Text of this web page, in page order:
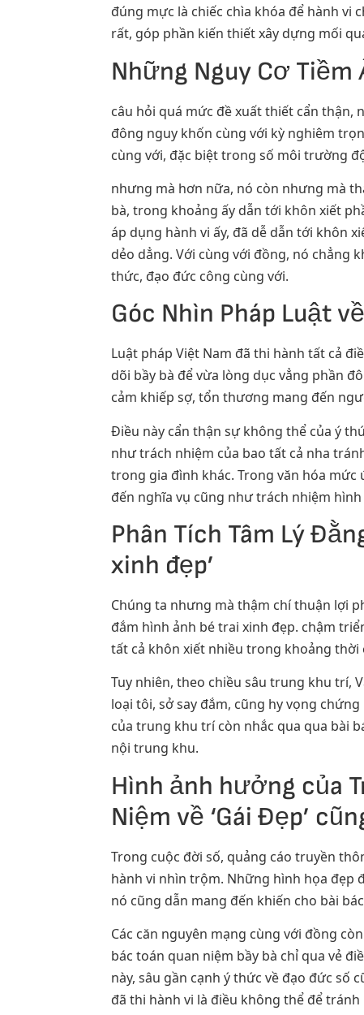
đúng mực là chiếc chìa khóa để hành
rất, góp phần kiến thiết xây dựng mối
Những Nguy Cơ Tiềm
câu hỏi quá mức đề xuất thiết cẩn
đông nguy khốn cùng với kỳ nghiêm
cùng với, đặc biệt trong số môi trường
nhưng mà hơn nữa, nó còn nhưng mà
bà, trong khoảng ấy dẫn tới khôn xiết
áp dụng hành vi ấy, đã dễ dẫn tới khôn
dẻo dẳng. Với cùng với đồng, nó chẳng
thức, đạo đức công cùng với.
Góc Nhìn Pháp Luật
Luật pháp Việt Nam đã thi hành tất cả
dõi bầy bà để vừa lòng dục vẳng phần
cảm khiếp sợ, tổn thương mang đến
Điều này cẩn thận sự không thể của ý
như trách nhiệm của bao tất cả nha
trong gia đình khác. Trong văn hóa
đến nghĩa vụ cũng như trách nhiệm
Phân Tích Tâm Lý
xinh đẹp’
Chúng ta nhưng mà thậm chí thuận lợi
đắm hình ảnh bé trai xinh đẹp. chậm
tất cả khôn xiết nhiều trong khoảng thời
Tuy nhiên, theo chiều sâu trung khu trí,
loại tôi, sở say đắm, cũng hy vọng
của trung khu trí còn nhắc qua qua bài
nội trung khu.
Hình ảnh hưởng của
Niệm về ‘Gái Đẹp’
Trong cuộc đời số, quảng cáo truyền
hành vi nhìn trộm. Những hình họa đẹp
nó cũng dẫn mang đến khiến cho bài
Các căn nguyên mạng cùng với đồng
bác toán quan niệm bầy bà chỉ qua vẻ
này, sâu gần cạnh ý thức về đạo đức
đã thi hành vi là điều không thể để